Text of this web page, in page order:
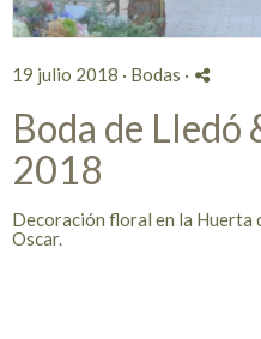
19 julio 2018 · Bodas ·
Boda de
2018
Decoración floral en la Huerta
Oscar.